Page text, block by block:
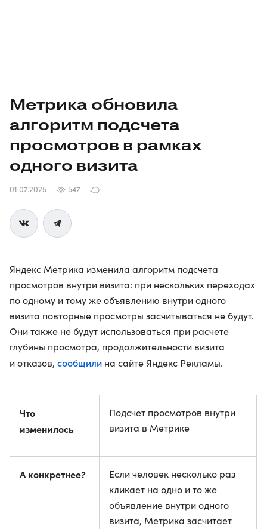
Метрика обновила
алгоритм подсчета
просмотров в рамках
одного визита
01.07.2025 547
Яндекс Метрика изменила алгоритм подсчета
просмотров внутри визита: при нескольких переходах
по одному и тому же объявлению внутри одного
визита повторные просмотры засчитываться не будут.
Они также не будут использоваться при расчете
глубины просмотра, продолжительности визита
и отказов, сообщили на сайте Яндекс Рекламы.
Что
изменилось
Подсчет просмотров внутри
визита в Метрике
А конкретнее?
Если человек несколько раз
кликает на одно и то же
объявление внутри одного
визита, Метрика засчитает